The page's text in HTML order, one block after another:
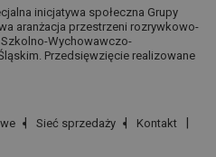
inicjatywa społeczna Grupy
aranżacja przestrzeni rozrywkowo-
Wychowawczo-
Przedsięwzięcie realizowane
Sieć sprzedaży
Kontakt